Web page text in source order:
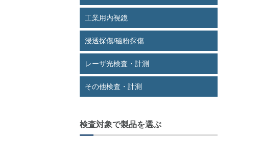
工業用内視鏡
浸透探傷/磁粉探傷
レーザ光検査・計測
その他検査・計測
検査対象で製品を選ぶ